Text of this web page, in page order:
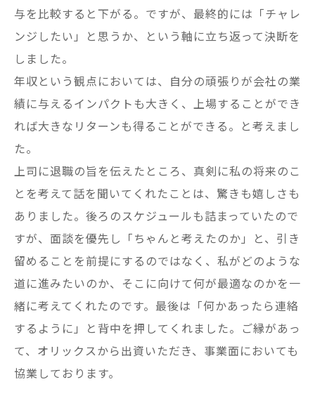
与を比較すると下がる。ですが、最終的には「チャレ
ンジしたい」と思うか、という軸に立ち返って決断を
しました。
年収という観点においては、自分の頑張りが会社の業
績に与えるインパクトも大きく、上場することができ
れば大きなリターンも得ることができる。と考えまし
た。
上司に退職の旨を伝えたところ、真剣に私の将来のこ
とを考えて話を聞いてくれたことは、驚きも嬉しさも
ありました。後ろのスケジュールも詰まっていたので
すが、面談を優先し「ちゃんと考えたのか」と、引き
留めることを前提にするのではなく、私がどのような
道に進みたいのか、そこに向けて何が最適なのかを一
緒に考えてくれたのです。最後は「何かあったら連絡
するように」と背中を押してくれました。ご縁があっ
て、オリックスから出資いただき、事業面においても
協業しております。